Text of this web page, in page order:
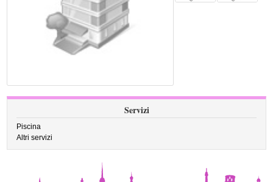
Servizi
Piscina
Altri servizi